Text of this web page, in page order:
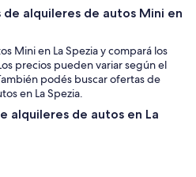
alquileres de autos Mini en
Mini en La Spezia y compará los
precios pueden variar según el
podés buscar ofertas de
en La Spezia.
alquileres de autos en La